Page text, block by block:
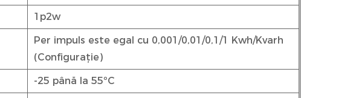
1p2w
Per impuls este egal cu 0,001/0,01/0,1/1 Kwh/Kvarh
(Configurație)
-25 până la 55ºC